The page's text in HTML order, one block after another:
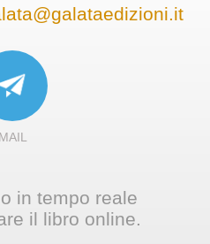
MAIL
in tempo reale
il libro online.